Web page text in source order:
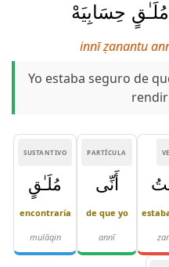
حِسَابِيَهْ
innī ẓanantu
Yo estaba seguro de
PARTÍCULA
أَنِّى
de que yo
annī
SUSTANTIVO
مُلَـٰقٍ
encontraría
mulāqin